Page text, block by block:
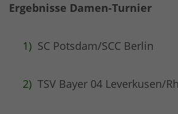
Ergebnisse Damen-Turnier
SC Potsdam/SCC Berlin
TSV Bayer 04 Leverkusen/